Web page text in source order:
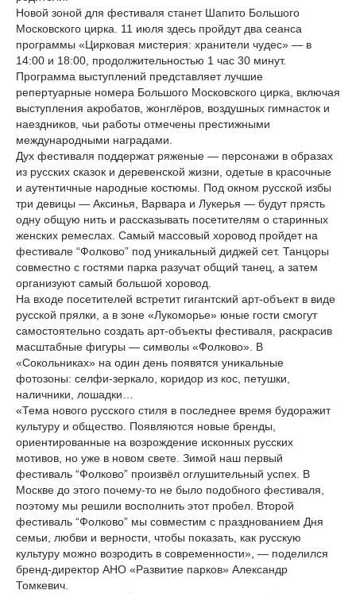
Новой зоной для фестиваля станет Шапито Большого
Московского цирка. 11 июля здесь пройдут два сеанса
программы «Цирковая мистерия: хранители чудес» — в
14:00 и 18:00, продолжительностью 1 час 30 минут.
Программа выступлений представляет лучшие
репертуарные номера Большого Московского цирка, включая
выступления акробатов, жонглёров, воздушных гимнасток и
наездников, чьи работы отмечены престижными
международными наградами.
Дух фестиваля поддержат ряженые — персонажи в образах
из русских сказок и деревенской жизни, одетые в красочные
и аутентичные народные костюмы. Под окном русской избы
три девицы — Аксинья, Варвара и Лукерья — будут прясть
одну общую нить и рассказывать посетителям о старинных
женских ремеслах. Самый массовый хоровод пройдет на
фестивале “Фолково” под уникальный диджей сет. Танцоры
совместно с гостями парка разучат общий танец, а затем
организуют самый большой хоровод.
На входе посетителей встретит гигантский арт-объект в виде
русской прялки, а в зоне «Лукоморье» юные гости смогут
самостоятельно создать арт-объекты фестиваля, раскрасив
масштабные фигуры — символы «Фолково». В
«Сокольниках» на один день появятся уникальные
фотозоны: селфи-зеркало, коридор из кос, петушки,
наличники, лошадки…
«Тема нового русского стиля в последнее время будоражит
культуру и общество. Появляются новые бренды,
ориентированные на возрождение исконных русских
мотивов, но уже в новом свете. Зимой наш первый
фестиваль “Фолково” произвёл оглушительный успех. В
Москве до этого почему-то не было подобного фестиваля,
поэтому мы решили восполнить этот пробел. Второй
фестиваль “Фолково” мы совместим с празднованием Дня
семьи, любви и верности, чтобы показать, как русскую
культуру можно возродить в современности», — поделился
бренд-директор АНО «Развитие парков» Александр
Томкевич.